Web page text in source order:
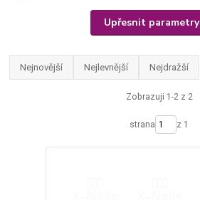
Upřesnit parametry
Nejnovější Nejlevnější Nejdražší
Zobrazuji 1-2 z 2
strana z 1